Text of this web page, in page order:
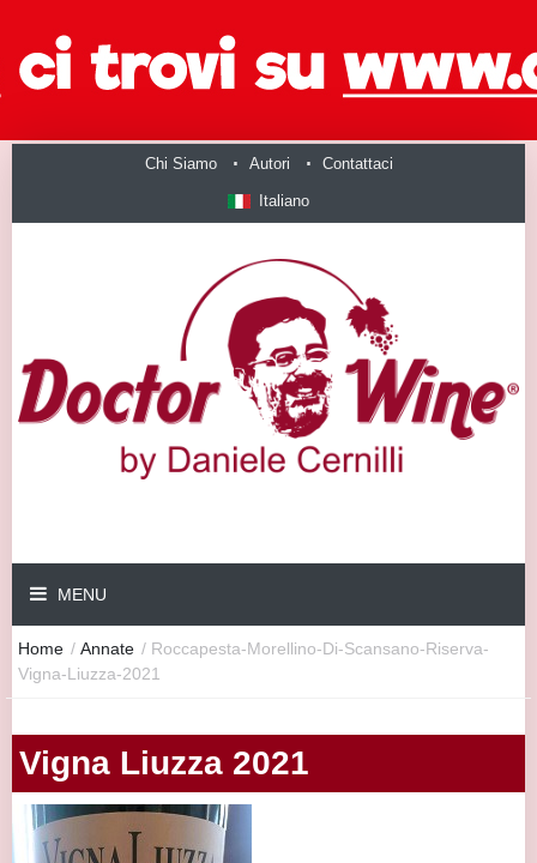
Chi Siamo Autori Contattaci
Italiano
MENU
Home / Annate / Roccapesta-Morellino-Di-Scansano-Riserva-
Vigna-Liuzza-2021
Vigna Liuzza 2021